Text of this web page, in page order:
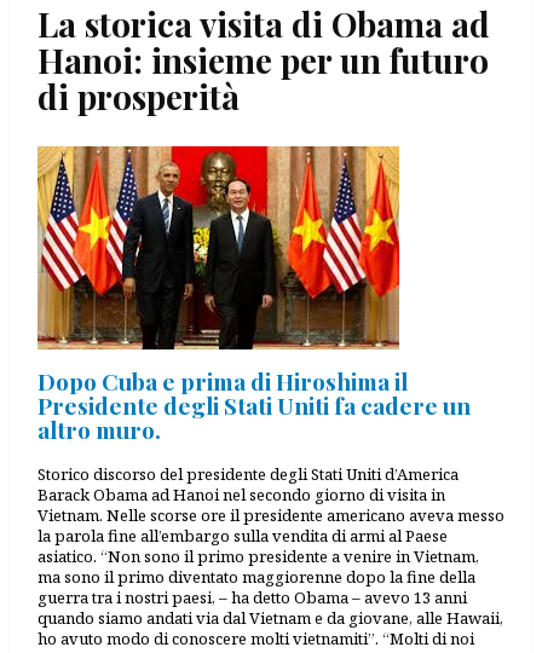
La storica visita di Obama ad
Hanoi: insieme per un futuro
di prosperità
Dopo Cuba e prima di Hiroshima il
Presidente degli Stati Uniti fa cadere un
altro muro.
Storico discorso del presidente degli Stati Uniti d’America
Barack Obama ad Hanoi nel secondo giorno di visita in
Vietnam. Nelle scorse ore il presidente americano aveva messo
la parola fine all’embargo sulla vendita di armi al Paese
asiatico. “Non sono il primo presidente a venire in Vietnam,
ma sono il primo diventato maggiorenne dopo la fine della
guerra tra i nostri paesi, – ha detto Obama – avevo 13 anni
quando siamo andati via dal Vietnam e da giovane, alle Hawaii,
ho avuto modo di conoscere molti vietnamiti”. “Molti di noi